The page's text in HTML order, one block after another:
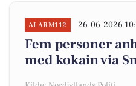
ALARM112 26-06-2026
Fem personer
med kokain via